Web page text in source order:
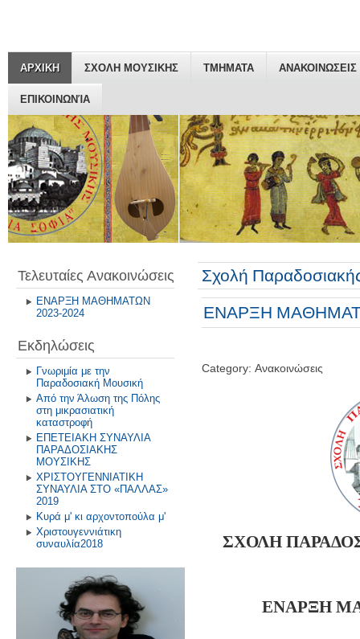
ΑΡΧΙΚΗ ΣΧΟΛΗ ΜΟΥΣΙΚΗΣ ΤΜΗΜΑΤΑ ΑΝΑΚΟΙΝΩΣΕΙΣ
ΕΠΙΚΟΙΝΩΝΊΑ
Τελευταίες Ανακοινώσεις
ΕΝΑΡΞΗ ΜΑΘΗΜΑΤΩΝ
2023-2024
Εκδηλώσεις
Γνωριμία με την
Παραδοσιακή Μουσική
Από την Άλωση της Πόλης
στη μικρασιατική
καταστροφή
ΕΠΕΤΕΙΑΚΗ ΣΥΝΑΥΛΙΑ
ΠΑΡΑΔΟΣΙΑΚΗΣ
ΜΟΥΣΙΚΗΣ
ΧΡΙΣΤΟΥΓΕΝΝΙΑΤΙΚΗ
ΣΥΝΑΥΛΙΑ ΣΤΟ «ΠΑΛΛΑΣ»
2019
Κυρά μ' κι αρχοντοπούλα μ'
Χριστουγεννιάτικη
συναυλία2018
Σχολή
ΕΝΑΡΞΗ
Category: Ανακοινώσεις
ΣΧΟΛΗ
ΕΝΑΡΞΗ